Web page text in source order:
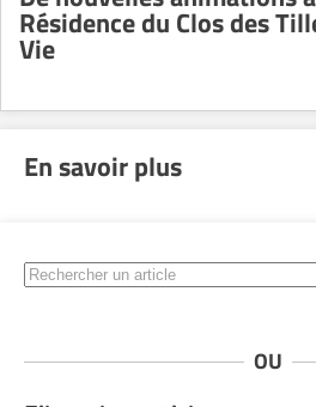
En savoir plus
OU
Résidence du Clos des
Vie